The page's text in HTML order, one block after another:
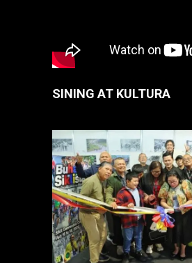
SINING AT KULTURA